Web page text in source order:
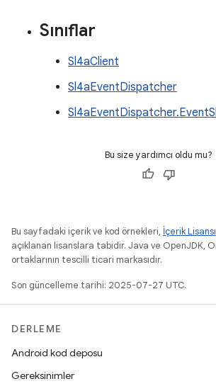
Sınıflar
Sl4aClient
Sl4aEventDispatcher
Bu size yardımcı oldu mu?
Bu sayfadaki içerik ve kod örnekleri, İçerik Lisansı
açıklanan lisanslara tabidir. Java ve OpenJDK,
ortaklarının tescilli ticari markasıdır.
Son güncelleme tarihi: 2025-07-27 UTC.
DERLEME
Android kod deposu
Gereksinimler